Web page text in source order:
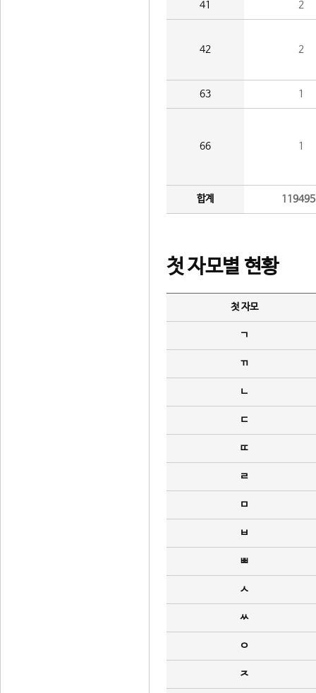
41 2
42 2
63 1
66 1
합계
첫 자모별 현황
첫 자모
ㄱ
ㄲ
ㄴ
ㄷ
ㄸ
ㄹ
ㅁ
ㅂ
ㅃ
ㅅ
ㅆ
ㅇ
ㅈ